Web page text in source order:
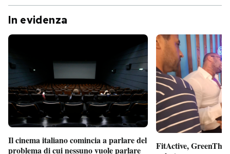
In evidenza
Il cinema italiano comincia a parlare del
problema di cui nessuno vuole parlare
FitActive,